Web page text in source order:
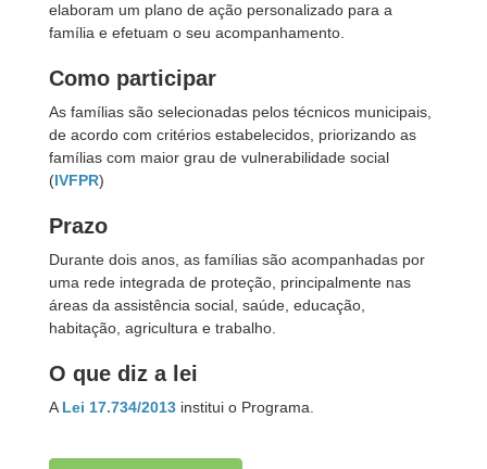
elaboram um plano de ação personalizado para a
família e efetuam o seu acompanhamento.
Como participar
As famílias são selecionadas pelos técnicos municipais,
de acordo com critérios estabelecidos, priorizando as
famílias com maior grau de vulnerabilidade social
(IVFPR)
Prazo
Durante dois anos, as famílias são acompanhadas por
uma rede integrada de proteção, principalmente nas
áreas da assistência social, saúde, educação,
habitação, agricultura e trabalho.
O que diz a lei
A Lei 17.734/2013 institui o Programa.